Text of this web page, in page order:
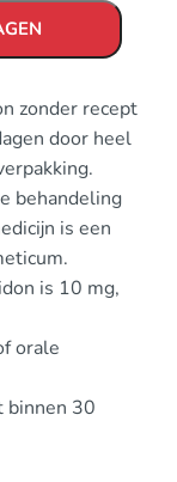
zonder recept
door heel
behandeling
is een
is 10 mg,
orale
binnen 30